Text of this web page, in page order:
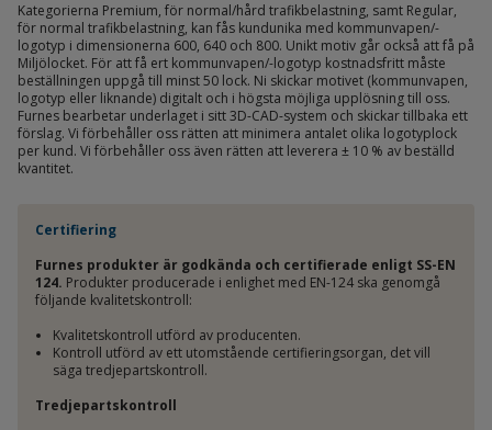
Kategorierna Premium, för normal/hård trafikbelastning, samt Regular,
för normal trafikbelastning, kan fås kundunika med kommunvapen/-
logotyp i dimensionerna 600, 640 och 800. Unikt motiv går också att få på
Miljölocket. För att få ert kommunvapen/-logotyp kostnadsfritt måste
beställningen uppgå till minst 50 lock. Ni skickar motivet (kommunvapen,
logotyp eller liknande) digitalt och i högsta möjliga upplösning till oss.
Furnes bearbetar underlaget i sitt 3D-CAD-system och skickar tillbaka ett
förslag. Vi förbehåller oss rätten att minimera antalet olika logotyplock
per kund. Vi förbehåller oss även rätten att leverera ± 10 % av beställd
kvantitet.
Certifiering
Furnes produkter är godkända och certifierade enligt SS-EN
124. Produkter producerade i enlighet med EN-124 ska genomgå
följande kvalitetskontroll:
Kvalitetskontroll utförd av producenten.
Kontroll utförd av ett utomstående certifieringsorgan, det vill
säga tredjepartskontroll.
Tredjepartskontroll